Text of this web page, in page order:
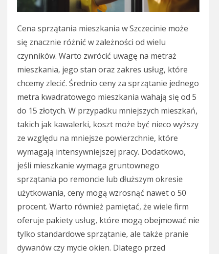
Cena sprzątania mieszkania w Szczecinie może
się znacznie różnić w zależności od wielu
czynników. Warto zwrócić uwagę na metraż
mieszkania, jego stan oraz zakres usług, które
chcemy zlecić. Średnio ceny za sprzątanie jednego
metra kwadratowego mieszkania wahają się od 5
do 15 złotych. W przypadku mniejszych mieszkań,
takich jak kawalerki, koszt może być nieco wyższy
ze względu na mniejsze powierzchnie, które
wymagają intensywniejszej pracy. Dodatkowo,
jeśli mieszkanie wymaga gruntownego
sprzątania po remoncie lub dłuższym okresie
użytkowania, ceny mogą wzrosnąć nawet o 50
procent. Warto również pamiętać, że wiele firm
oferuje pakiety usług, które mogą obejmować nie
tylko standardowe sprzątanie, ale także pranie
dywanów czy mycie okien. Dlatego przed